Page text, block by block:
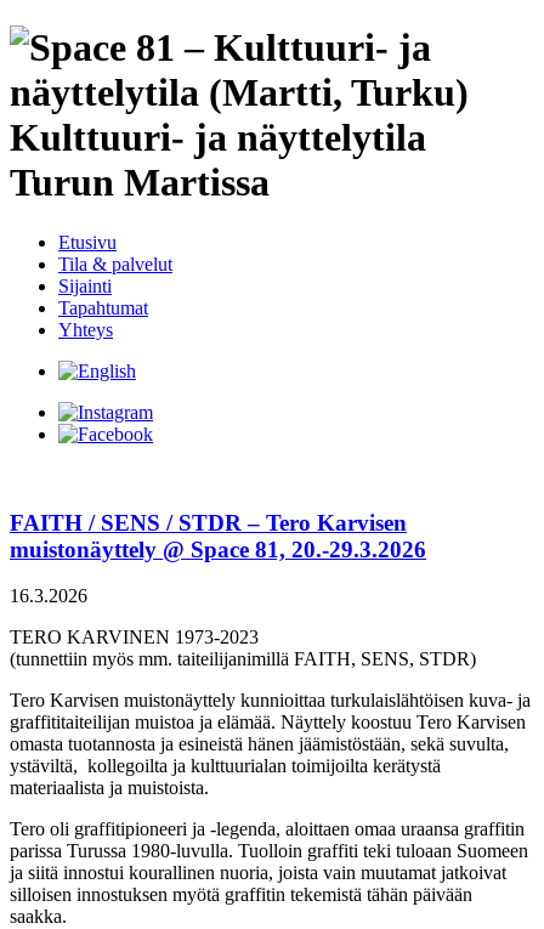
Etusivu
Tila & palvelut
Sijainti
Tapahtumat
Yhteys
FAITH / SENS / STDR – Tero Karvisen
muistonäyttely @ Space 81, 20.-29.3.2026
16.3.2026
TERO KARVINEN 1973-2023
(tunnettiin myös mm. taiteilijanimillä FAITH, SENS, STDR)
Tero Karvisen muistonäyttely kunnioittaa turkulaislähtöisen kuva- ja
graffititaiteilijan muistoa ja elämää. Näyttely koostuu Tero Karvisen
omasta tuotannosta ja esineistä hänen jäämistöstään, sekä suvulta,
ystäviltä, kollegoilta ja kulttuurialan toimijoilta kerätystä
materiaalista ja muistoista.
Tero oli graffitipioneeri ja -legenda, aloittaen omaa uraansa graffitin
parissa Turussa 1980-luvulla. Tuolloin graffiti teki tuloaan Suomeen
ja siitä innostui kourallinen nuoria, joista vain muutamat jatkoivat
silloisen innostuksen myötä graffitin tekemistä tähän päivään
saakka.